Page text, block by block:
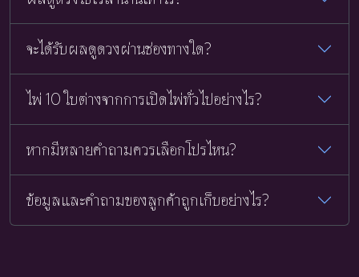
จะได้รับผลดูดวงผ่านช่องทางใด?
ไพ่ 10 ใบต่างจากการเปิดไพ่ทั่วไปอย่างไร?
หากมีหลายคำถามควรเลือกโปรไหน?
ข้อมูลและคำถามของลูกค้าถูกเก็บอย่างไร?